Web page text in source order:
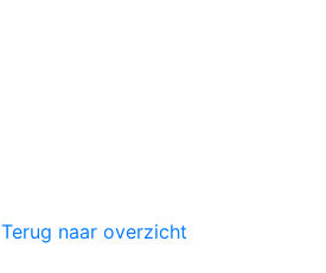
Terug naar overzicht